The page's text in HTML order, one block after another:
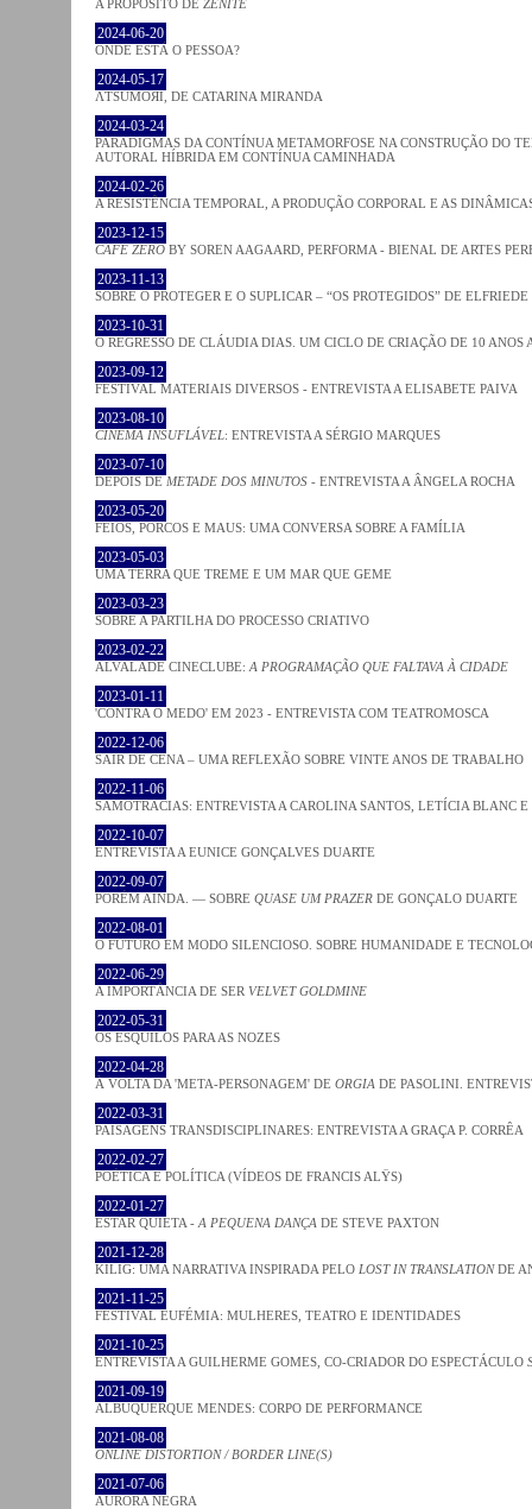
A PROPÓSITO DE ZÉNITE
2024-06-20
ONDE ESTÁ O PESSOA?
2024-05-17
ΛƬSUMOЯI, DE CATARINA MIRANDA
2024-03-24
PARADIGMAS DA CONTÍNUA METAMORFOSE NA CONSTRUÇÃO DO
AUTORAL HÍBRIDA EM CONTÍNUA CAMINHADA
2024-02-26
A RESISTÊNCIA TEMPORAL, A PRODUÇÃO CORPORAL E AS
2023-12-15
CAFE ZERO BY SOREN AAGAARD, PERFORMA - BIENAL DE ARTES
2023-11-13
SOBRE O PROTEGER E O SUPLICAR – “OS PROTEGIDOS” DE
2023-10-31
O REGRESSO DE CLÁUDIA DIAS. UM CICLO DE CRIAÇÃO DE 10
2023-09-12
FESTIVAL MATERIAIS DIVERSOS - ENTREVISTA A ELISABETE PAIVA
2023-08-10
CINEMA INSUFLÁVEL: ENTREVISTA A SÉRGIO MARQUES
2023-07-10
DEPOIS DE METADE DOS MINUTOS - ENTREVISTA A ÂNGELA ROCHA
2023-05-20
FEIOS, PORCOS E MAUS: UMA CONVERSA SOBRE A FAMÍLIA
2023-05-03
UMA TERRA QUE TREME E UM MAR QUE GEME
2023-03-23
SOBRE A PARTILHA DO PROCESSO CRIATIVO
2023-02-22
ALVALADE CINECLUBE: A PROGRAMAÇÃO QUE FALTAVA À CIDADE
2023-01-11
'CONTRA O MEDO' EM 2023 - ENTREVISTA COM TEATROMOSCA
2022-12-06
SAIR DE CENA – UMA REFLEXÃO SOBRE VINTE ANOS DE TRABALHO
2022-11-06
SAMOTRACIAS: ENTREVISTA A CAROLINA SANTOS, LETÍCIA BLANC
2022-10-07
ENTREVISTA A EUNICE GONÇALVES DUARTE
2022-09-07
PORÉM AINDA. — SOBRE QUASE UM PRAZER DE GONÇALO DUARTE
2022-08-01
O FUTURO EM MODO SILENCIOSO. SOBRE HUMANIDADE E
2022-06-29
A IMPORTÂNCIA DE SER VELVET GOLDMINE
2022-05-31
OS ESQUILOS PARA AS NOZES
2022-04-28
À VOLTA DA 'META-PERSONAGEM' DE ORGIA DE PASOLINI.
2022-03-31
PAISAGENS TRANSDISCIPLINARES: ENTREVISTA A GRAÇA P. CORRÊA
2022-02-27
POÉTICA E POLÍTICA (VÍDEOS DE FRANCIS ALŸS)
2022-01-27
ESTAR QUIETA - A PEQUENA DANÇA DE STEVE PAXTON
2021-12-28
KILIG: UMA NARRATIVA INSPIRADA PELO LOST IN TRANSLATIONDE
2021-11-25
FESTIVAL EUFÉMIA: MULHERES, TEATRO E IDENTIDADES
2021-10-25
ENTREVISTA A GUILHERME GOMES, CO-CRIADOR DO ESPECTÁCULO
2021-09-19
ALBUQUERQUE MENDES: CORPO DE PERFORMANCE
2021-08-08
ONLINE DISTORTION / BORDER LINE(S)
2021-07-06
AURORA NEGRA